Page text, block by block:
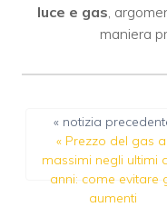
luce e gas ,
maniera
« notizia
« Prezzo del gas ai
massimi negli ultimi
anni: come evitare
aumenti